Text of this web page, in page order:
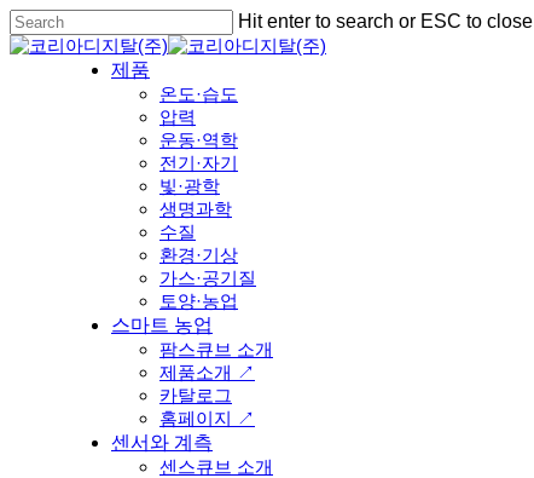
Skip
to
Hit enter to search or ESC to close
Close
제품
온도·습도
압력
운동·역학
전기·자기
빛·광학
생명과학
수질
환경·기상
가스·공기질
토양·농업
스마트 농업
팜스큐브 소개
제품소개 ↗
카탈로그
홈페이지 ↗
센서와 계측
센스큐브 소개